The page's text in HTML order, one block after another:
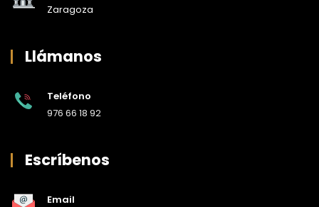
Zaragoza
Llámanos
Teléfono
976 66 18 92
Escríbenos
Email